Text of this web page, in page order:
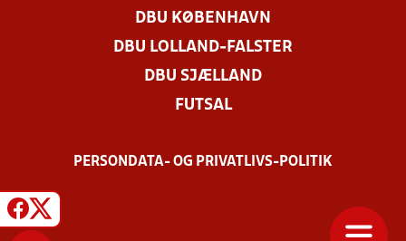
DBU KØBENHAVN
DBU LOLLAND-FALSTER
DBU SJÆLLAND
FUTSAL
PERSONDATA- OG PRIVATLIVS-POLITIK